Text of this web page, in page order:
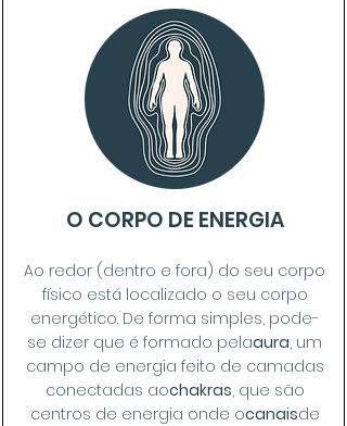
O CORPO DE ENERGIA
Ao redor (dentro e fora) do seu corpo
físico está localizado o seu corpo
energético. De forma simples, pode-
se dizer que é formado pelaaura, um
campo de energia feito de camadas
conectadas aochakras, que são
centros de energia onde ocanaisde